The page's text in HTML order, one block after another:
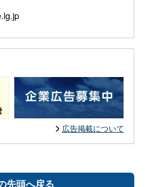
広告掲載について
先頭へ戻る